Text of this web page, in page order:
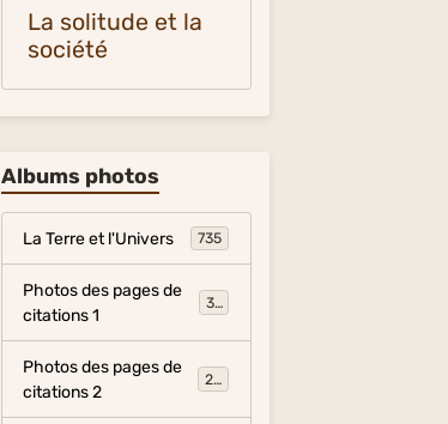
La solitude et la
société
Albums photos
La Terre et l'Univers 735
Photos des pages de
citations 1
317
Photos des pages de
citations 2
281